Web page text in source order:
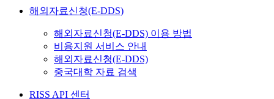
해외자료신청(E-DDS)
해외자료신청(E-DDS) 이용 방법
비용지원 서비스 안내
해외자료신청(E-DDS)
중국대학 자료 검색
RISS API 센터